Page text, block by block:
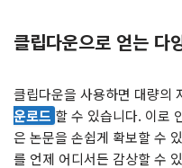
클립다운으로 얻는 다
클립다운을 사용하면 대량의
운로드 할 수 있습니다. 이로
은 논문을 손쉽게 확보할 수
를 언제 어디서든 감상할 수